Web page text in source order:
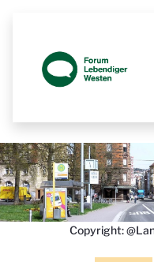
Copyright: